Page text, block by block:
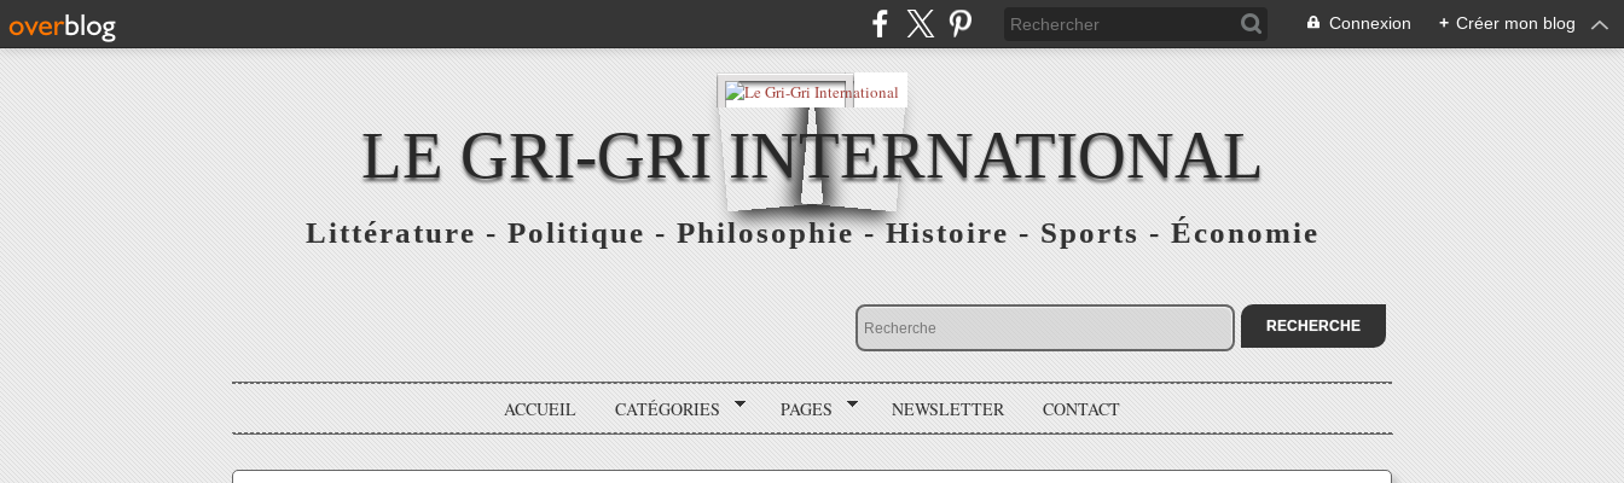
Connexion + Créer mon blog
LE GRI-GRI INTERNATIONAL
Littérature - Politique - Philosophie - Histoire - Sports - Économie
ACCUEIL CATÉGORIES PAGES NEWSLETTER CONTACT